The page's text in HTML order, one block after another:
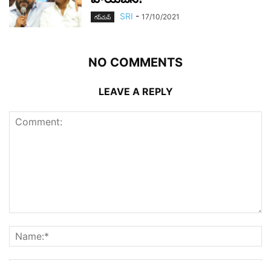
గ‌ప్‌చుప్ SRI - 17/10/2021
NO COMMENTS
LEAVE A REPLY